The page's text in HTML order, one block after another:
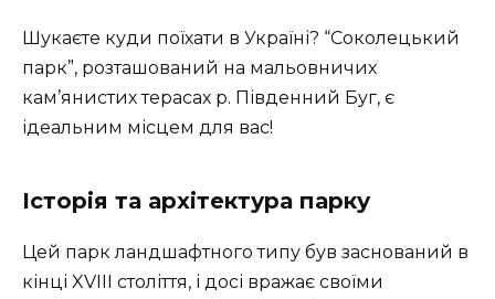
Шукаєте куди поїхати в Україні? “Соколецький
парк”, розташований на мальовничих
кам’янистих терасах р. Південний Буг, є
ідеальним місцем для вас!
Історія та архітектура парку
Цей парк ландшафтного типу був заснований в
кінці XVIII століття, і досі вражає своїми